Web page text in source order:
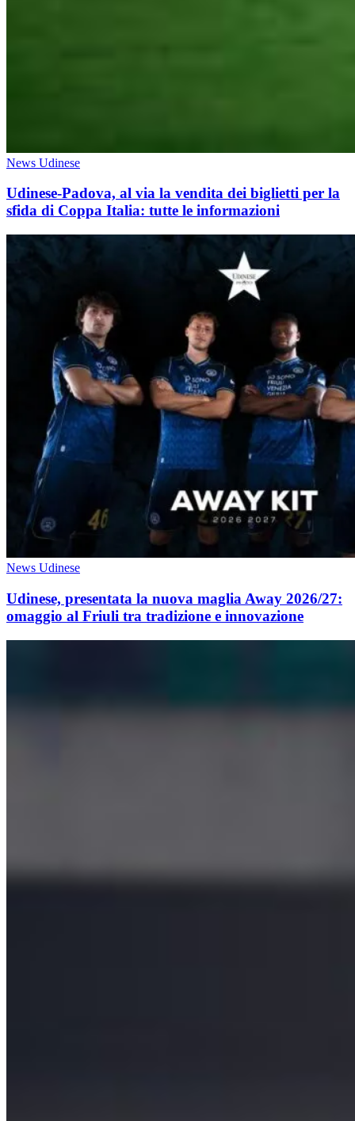
News Udinese
Udinese-Padova, al via la vendita dei biglietti per la
sfida di Coppa Italia: tutte le informazioni
News Udinese
Udinese, presentata la nuova maglia Away 2026/27:
omaggio al Friuli tra tradizione e innovazione